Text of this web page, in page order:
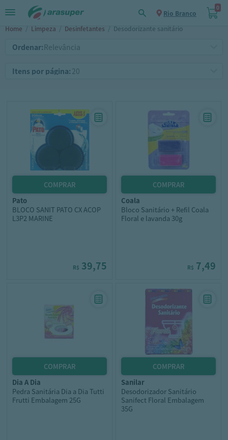
Rio Branco
0
Home / Limpeza / Desinfetantes / Desodorizante sanitário
Ordenar:
Itens por página:
pato
BLOCO SANIT PATO CX ACOP
L3P2 MARINE
R$ 39,75
coala
Bloco Sanitário + Refil Coala
Floral e lavanda 30g
R$ 7,49
dia a dia
Pedra Sanitária Dia a Dia Tutti
Frutti Embalagem 25G
sanilar
Desodorizador Sanitário
Sanifect Floral Embalagem
35G